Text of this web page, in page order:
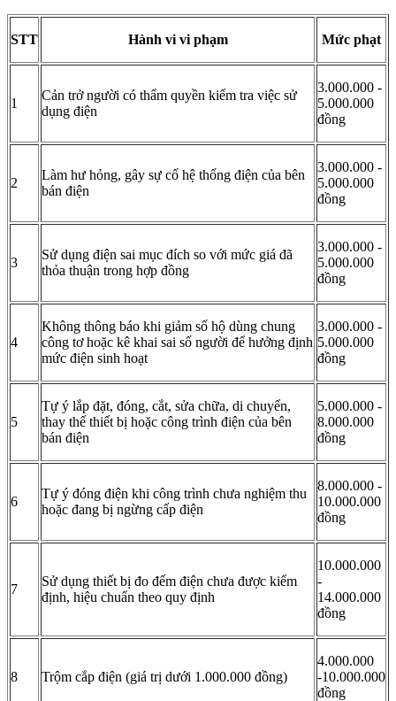
STT Hành vi vi phạm Mức phạt
1
Cản trở người có thẩm quyền kiểm tra việc sử
dụng điện
3.000.000 -
5.000.000
đồng
2
Làm hư hỏng, gây sự cố hệ thống điện của bên
bán điện
3.000.000 -
5.000.000
đồng
3
Sử dụng điện sai mục đích so với mức giá đã
thỏa thuận trong hợp đồng
3.000.000 -
5.000.000
đồng
4
Không thông báo khi giảm số hộ dùng chung
công tơ hoặc kê khai sai số người để hưởng định
mức điện sinh hoạt
3.000.000 -
5.000.000
đồng
5
Tự ý lắp đặt, đóng, cắt, sửa chữa, di chuyển,
thay thế thiết bị hoặc công trình điện của bên
bán điện
5.000.000 -
8.000.000
đồng
6
Tự ý đóng điện khi công trình chưa nghiệm thu
hoặc đang bị ngừng cấp điện
8.000.000 -
10.000.000
đồng
7
Sử dụng thiết bị đo đếm điện chưa được kiểm
định, hiệu chuẩn theo quy định
10.000.000
-
14.000.000
đồng
8 Trộm cắp điện (giá trị dưới 1.000.000 đồng)
4.000.000
-10.000.000
đồng